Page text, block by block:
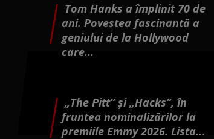
Tom Hanks a împlinit 70 de
ani. Povestea fascinantă a
geniului de la Hollywood
care...
„The Pitt” şi „Hacks”, în
fruntea nominalizărilor la
premiile Emmy 2026. Lista...